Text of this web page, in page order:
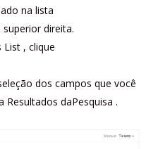
na lista
superior direita.
List, clique
dos campos que você
Resultados daPesquisa .